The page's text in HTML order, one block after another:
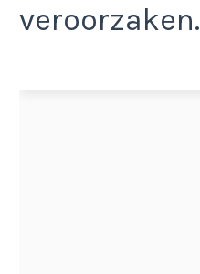
veroorzaken.